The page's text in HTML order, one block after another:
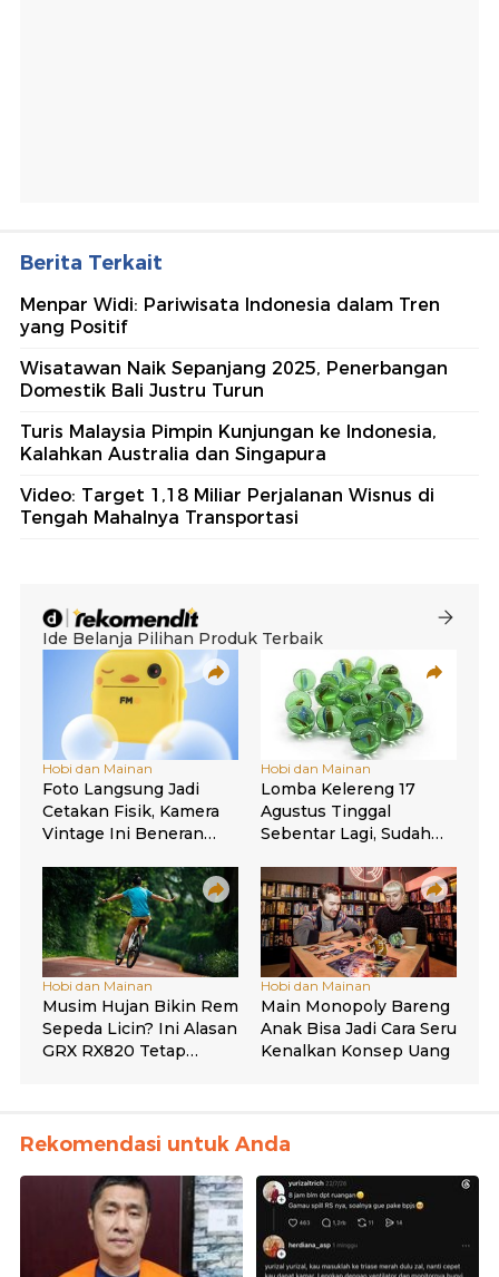
Berita Terkait
Menpar Widi: Pariwisata Indonesia dalam Tren
yang Positif
Wisatawan Naik Sepanjang 2025, Penerbangan
Domestik Bali Justru Turun
Turis Malaysia Pimpin Kunjungan ke Indonesia,
Kalahkan Australia dan Singapura
Video: Target 1,18 Miliar Perjalanan Wisnus di
Tengah Mahalnya Transportasi
Rekomendasi untuk Anda